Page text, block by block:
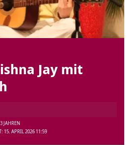
Jay mit
15. APRIL 2026 11:59
JAHREN